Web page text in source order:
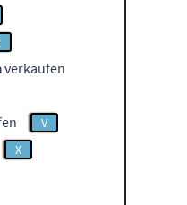
verkaufen
V
X